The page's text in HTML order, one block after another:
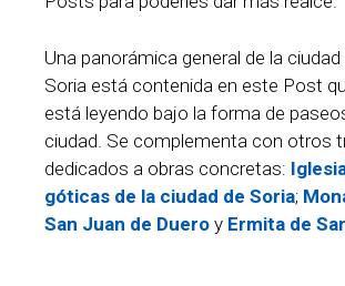
Una panorámica general de la
Soria está contenida en este Post
está leyendo bajo la forma de
ciudad. Se complementa con otros
dedicados a obras concretas:
góticas de la ciudad de Soria;
San Juan de Duero y Ermita de